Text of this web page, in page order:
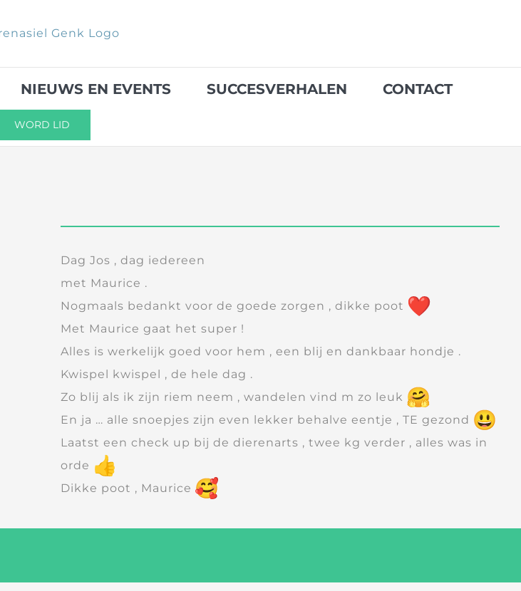
NIEUWS EN EVENTS SUCCESVERHALEN CONTACT
WORD LID
Dag Jos , dag iedereen
met Maurice .
Nogmaals bedankt voor de goede zorgen , dikke poot
Met Maurice gaat het super !
Alles is werkelijk goed voor hem , een blij en dankbaar hondje .
Kwispel kwispel , de hele dag .
Zo blij als ik zijn riem neem , wandelen vind m zo leuk
En ja … alle snoepjes zijn even lekker behalve eentje , TE gezond
Laatst een check up bij de dierenarts , twee kg verder , alles was in
orde
Dikke poot , Maurice